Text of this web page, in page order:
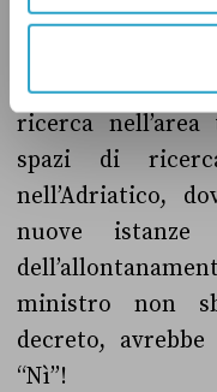
attività di ricerca
cui è possibile
Mentre ha chiuso
ricerca
spazi di
nell’Adriatico,
nuove
ministro non
decreto,
“Nì”!